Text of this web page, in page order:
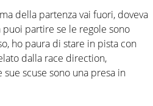
della partenza vai fuori, doveva
puoi partire se le regole sono
ho paura di stare in pista con
dalla race direction,
scuse sono una presa in